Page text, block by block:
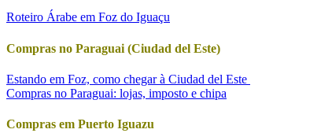
Roteiro Árabe em Foz do Iguaçu
Compras no Paraguai (Ciudad del Este)
Estando em Foz, como chegar à Ciudad del Este
Compras no Paraguai: lojas, imposto e chipa
Compras em Puerto Iguazu